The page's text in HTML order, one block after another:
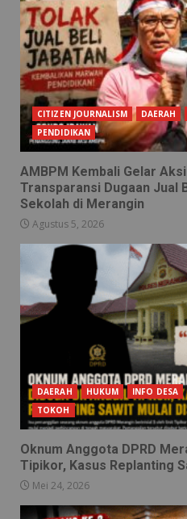
CITIZEN JOURNALISM DAERAH
PENDIDIKAN
AMBPM Kembali Gelar
Transparansi Dugaan Jual
Sekolah di Merangin
Agustus 5, 2026
DAERAH HUKUM INFO DESA
TOKOH
Oknum Anggota DPRD
Tipikor, Kasus Replanting
Mei 24, 2026